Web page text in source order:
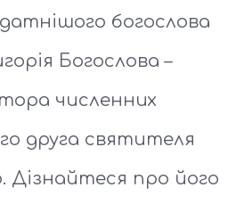
богослова
Богослова –
численних
друга святителя
Дізнайтеся про його